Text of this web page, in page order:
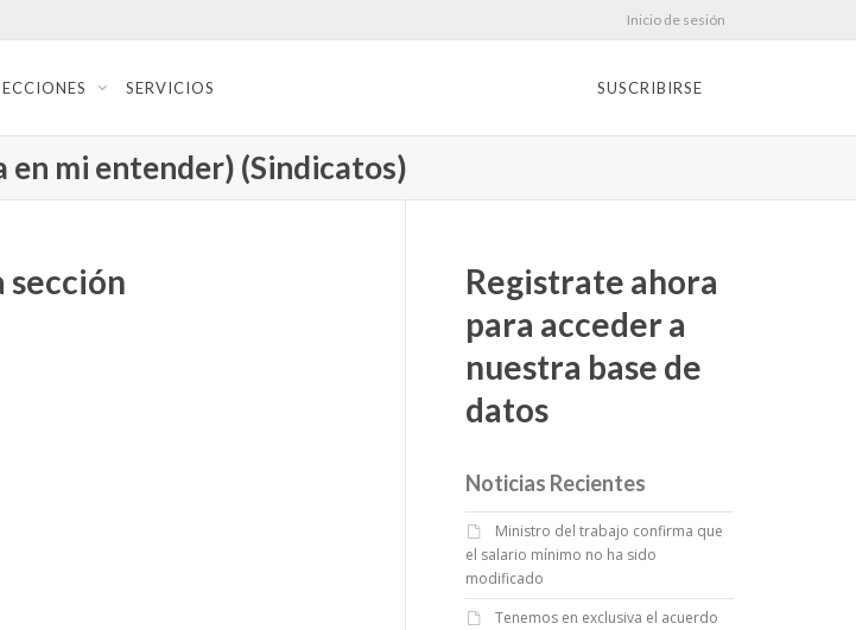
Inicio de sesión
SERVICIOS SUSCRIBIRSE
en mi entender) (Sindicatos)
sección
Registrate ahora
para acceder a
nuestra base de
datos
Noticias Recientes
Ministro del trabajo confirma que
el salario mínimo no ha sido
modificado
Tenemos en exclusiva el acuerdo